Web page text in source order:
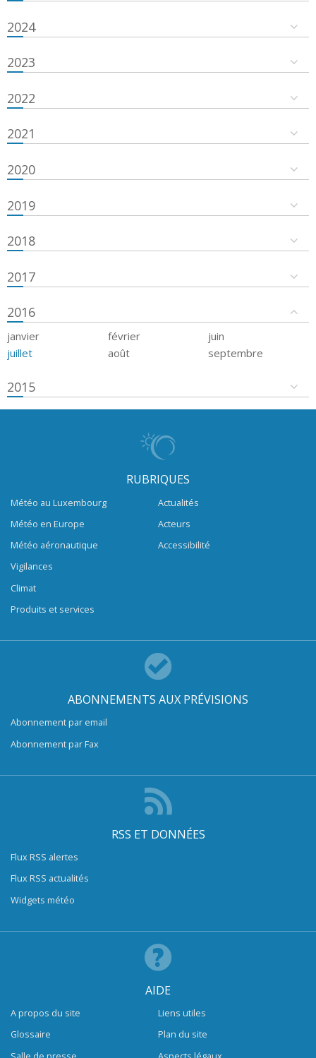
2024
2023
2022
2021
2020
2019
2018
2017
2016
janvier février
juin
juillet
août septembre
2015
RUBRIQUES
Météo au Luxembourg
Météo en Europe
Météo aéronautique
Vigilances
Climat
Produits et services
Actualités
Acteurs
Accessibilité
ABONNEMENTS AUX PRÉVISIONS
Abonnement par email
Abonnement par Fax
RSS ET DONNÉES
Flux RSS alertes
Flux RSS actualités
Widgets météo
AIDE
A propos du site
Glossaire
Liens utiles
Plan du site